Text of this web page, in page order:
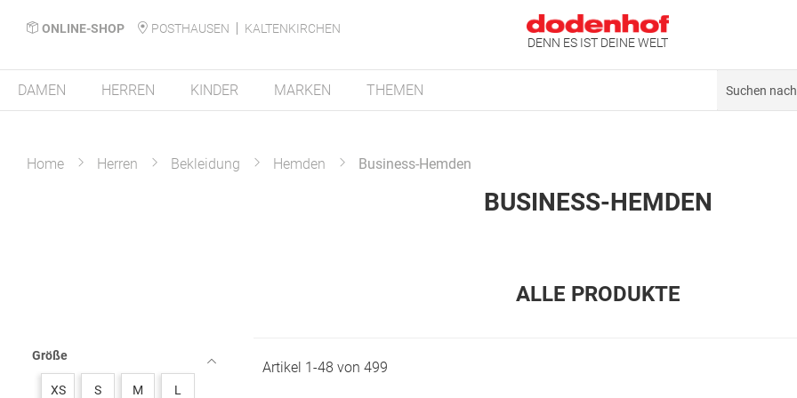
ONLINE-SHOP POSTHAUSEN
KALTENKIRCHEN
DENN ES IST DEINE WELT
DAMEN HERREN KINDER MARKEN THEMEN
Home Herren Bekleidung Hemden Business-Hemden
BUSINESS-HEMDEN
ALLE PRODUKTE
Größe
XS S M L
Artikel 1-48 von 499